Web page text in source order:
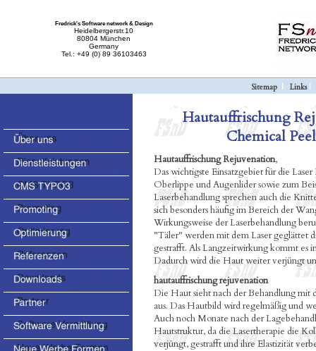
Fredrick's Software network & Design
Heidelbergerstr.10
80804 München
Germany
Tel.: +49 (0) 89 36103463
Sitemap | Links
Hautauffrischung
Chemical
Hautauffrischung Rejuvenation,
Das wichtigste Einsatzgebiet für die
Oberlippe und Augenlider sowie zum
Laserbehandlung sprechen auch die
sich besonders häufig im Bereich der
Wirkungsweise der Laserbehandlung
"Täler" werden mit dem Laser geglättet
gestrafft. Als Langzeitwirkung kommt es
Dadurch wird die Haut weiter verjüngt
hautauffrischung rejuvenation
Die Haut sieht nach der Behandlung mit
aus. Das Hautbild wird regelmäßig und
Auch noch Monate nach der
Hautstruktur, da die Lasertherapie die
verjüngt, gestrafft und ihre Elastizität